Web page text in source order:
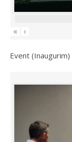
« ‹
Event